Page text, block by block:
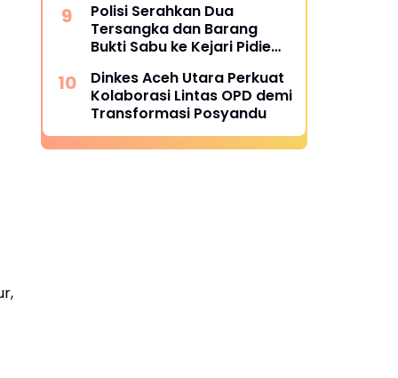
Polisi Serahkan Dua
Tersangka dan Barang
Bukti Sabu ke Kejari Pidie
Dinkes Aceh Utara Perkuat
Kolaborasi Lintas OPD demi
Transformasi Posyandu